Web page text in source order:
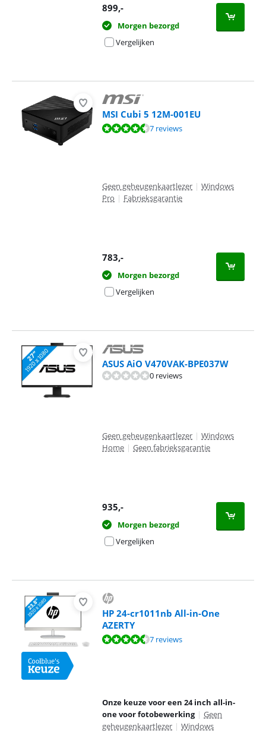
899,-
Morgen bezorgd
Vergelijken
MSI Cubi 5 12M-001EU
Beoordeling is 9,0 van de 10, gebaseerd op 7 reviews.
7 reviews
Geen geheugenkaartlezer | Windows
Pro | Fabrieksgarantie
783,-
Morgen bezorgd
Vergelijken
ASUS AiO V470VAK-BPE037W
0 reviews
Geen geheugenkaartlezer | Windows
Home | Geen fabrieksgarantie
935,-
Morgen bezorgd
Vergelijken
HP 24-cr1011nb All-in-One
AZERTY
Beoordeling is 9,0 van de 10, gebaseerd op 7 reviews.
7 reviews
Onze keuze voor een 24 inch all-in-
one voor fotobewerking | Geen
geheugenkaartlezer | Windows